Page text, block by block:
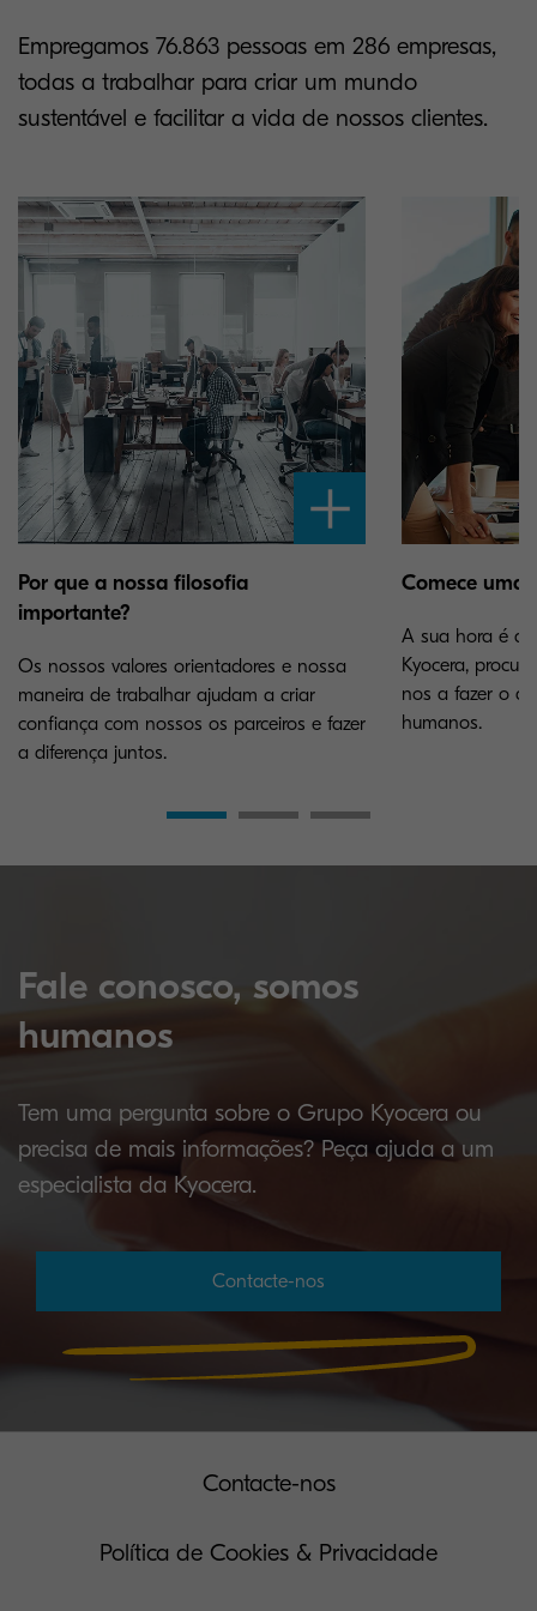
Empregamos 76.863 pessoas em 286 empresas,
todas a trabalhar para criar um mundo
sustentável e facilitar a vida de nossos clientes.
Por que a nossa filosofia
importante?
Os nossos valores orientadores e nossa
maneira de trabalhar ajudam a criar
confiança com nossos os parceiros e fazer
a diferença juntos.
Comece uma
A sua hora é
Kyocera,
nos a fazer o
humanos.
Fale conosco, somos
humanos
Tem uma pergunta sobre o Grupo Kyocera ou
precisa de mais informações? Peça ajuda a um
especialista da Kyocera.
Contacte-nos
Contacte-nos
Política de Cookies & Privacidade